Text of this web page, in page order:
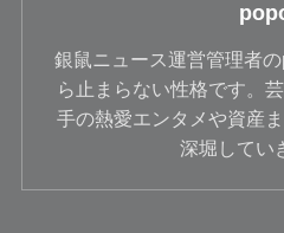
銀鼠ニュース運営管理者
ら止まらない性格です。
手の熱愛エンタメや資産
深堀してい